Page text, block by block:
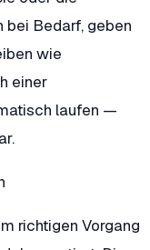
bei Bedarf, geben
wie
einer
laufen —
richtigen Vorgang